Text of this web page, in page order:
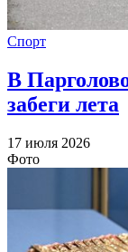
Спорт
В
забеги лета
17 июля 2026
Фото